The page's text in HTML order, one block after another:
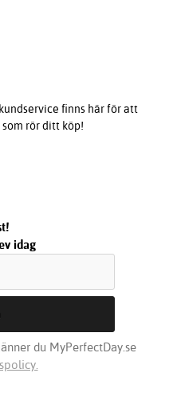
finns här för att
rör ditt köp!
idag
du MyPerfectDay.se